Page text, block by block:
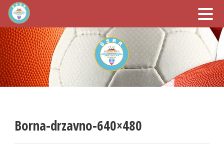
Borna-drzavno-640×480